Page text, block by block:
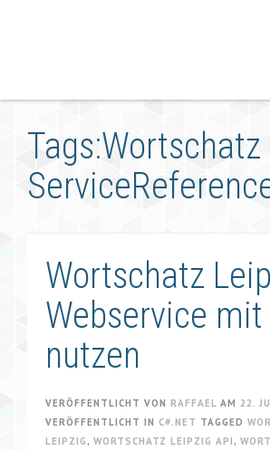
Wortschatz
Webservice mit
nutzen
VERÖFFENTLICHT VON RAFFAEL AM 22.
VERÖFFENTLICHT IN C#.NET TAGGED
LEIPZIG , WORTSCHATZ LEIPZIG API ,